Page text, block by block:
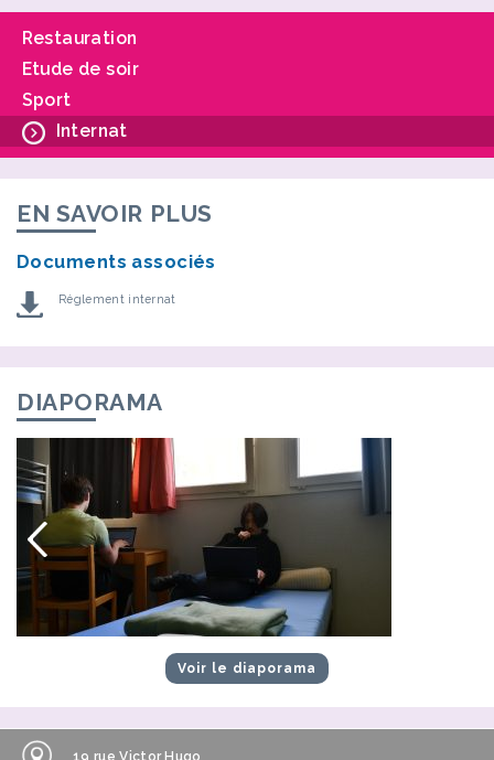
Restauration
Etude de soir
Sport
Internat
EN SAVOIR PLUS
Documents associés
Réglement internat
DIAPORAMA
Voir le diaporama
19 rue Victor Hugo